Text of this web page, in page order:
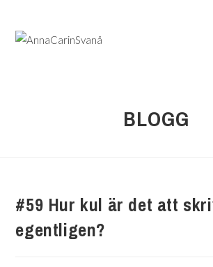
BLOGG
#59 Hur kul är det att
egentligen?